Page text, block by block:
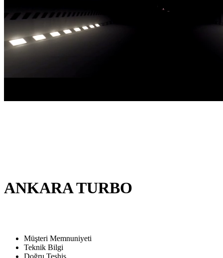
ANKARA TURBO
Müşteri Memnuniyeti
Teknik Bilgi
Doğru Teşhis